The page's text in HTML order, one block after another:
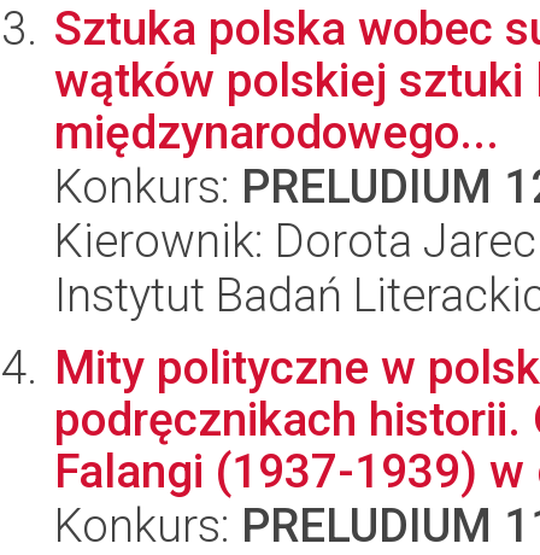
Sztuka polska wobec
wątków polskiej sztuki
międzynarodowego...
Konkurs: PRELUDIUM
Kierownik: Dorota
Instytut Badań
Mity polityczne w
podręcznikach historii.
Falangi (1937-1939)
Konkurs: PRELUDIUM